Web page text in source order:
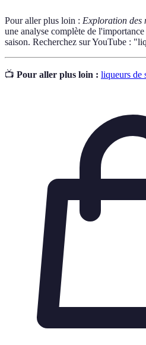
Pour aller plus loin : Exploration des
une analyse complète de
saison. Recherchez sur YouTube :
📺 Pour aller plus loin : liqueurs de